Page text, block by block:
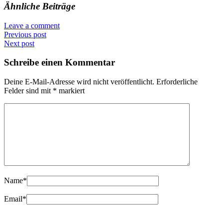
Ähnliche Beiträge
Leave a comment
Previous post
Next post
Schreibe einen Kommentar
Deine E-Mail-Adresse wird nicht veröffentlicht. Erforderliche
Felder sind mit * markiert
Name*
Email*